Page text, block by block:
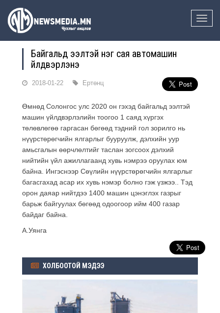
Toggle
Байгальд ээлтэй нэг сая автомашин
үйлдвэрлэнэ
2018-01-22 Ертөнц
Өмнөд Солонгос улс 2020 он гэхэд байгальд ээлтэй
машин үйлдвэрлэлийн тоогоо 1 саяд хүргэх
төлөвлөгөө гаргасан бөгөөд тэдний гол зорилго нь
нүүрстөрөгчийн ялгарлыг бууруулж, дэлхийн уур
амьсгалын өөрчлөлтийг таслан зогсоох дэлхий
нийтийн үйл ажиллагаанд хувь нэмрээ оруулах юм
байна. Ингэснээр Сөүлийн нүүрстөрөгчийн ялгарлыг
багасгахад асар их хувь нэмэр болно гэж үзжээ.. Тэд
орон даяар нийтдээ 1400 машин цэнэглэх газрыг
барьж байгуулах бөгөөд одоогоор ийм 400 газар
байдаг байна.
А.Уянга
ХОЛБООТОЙ МЭДЭЭ